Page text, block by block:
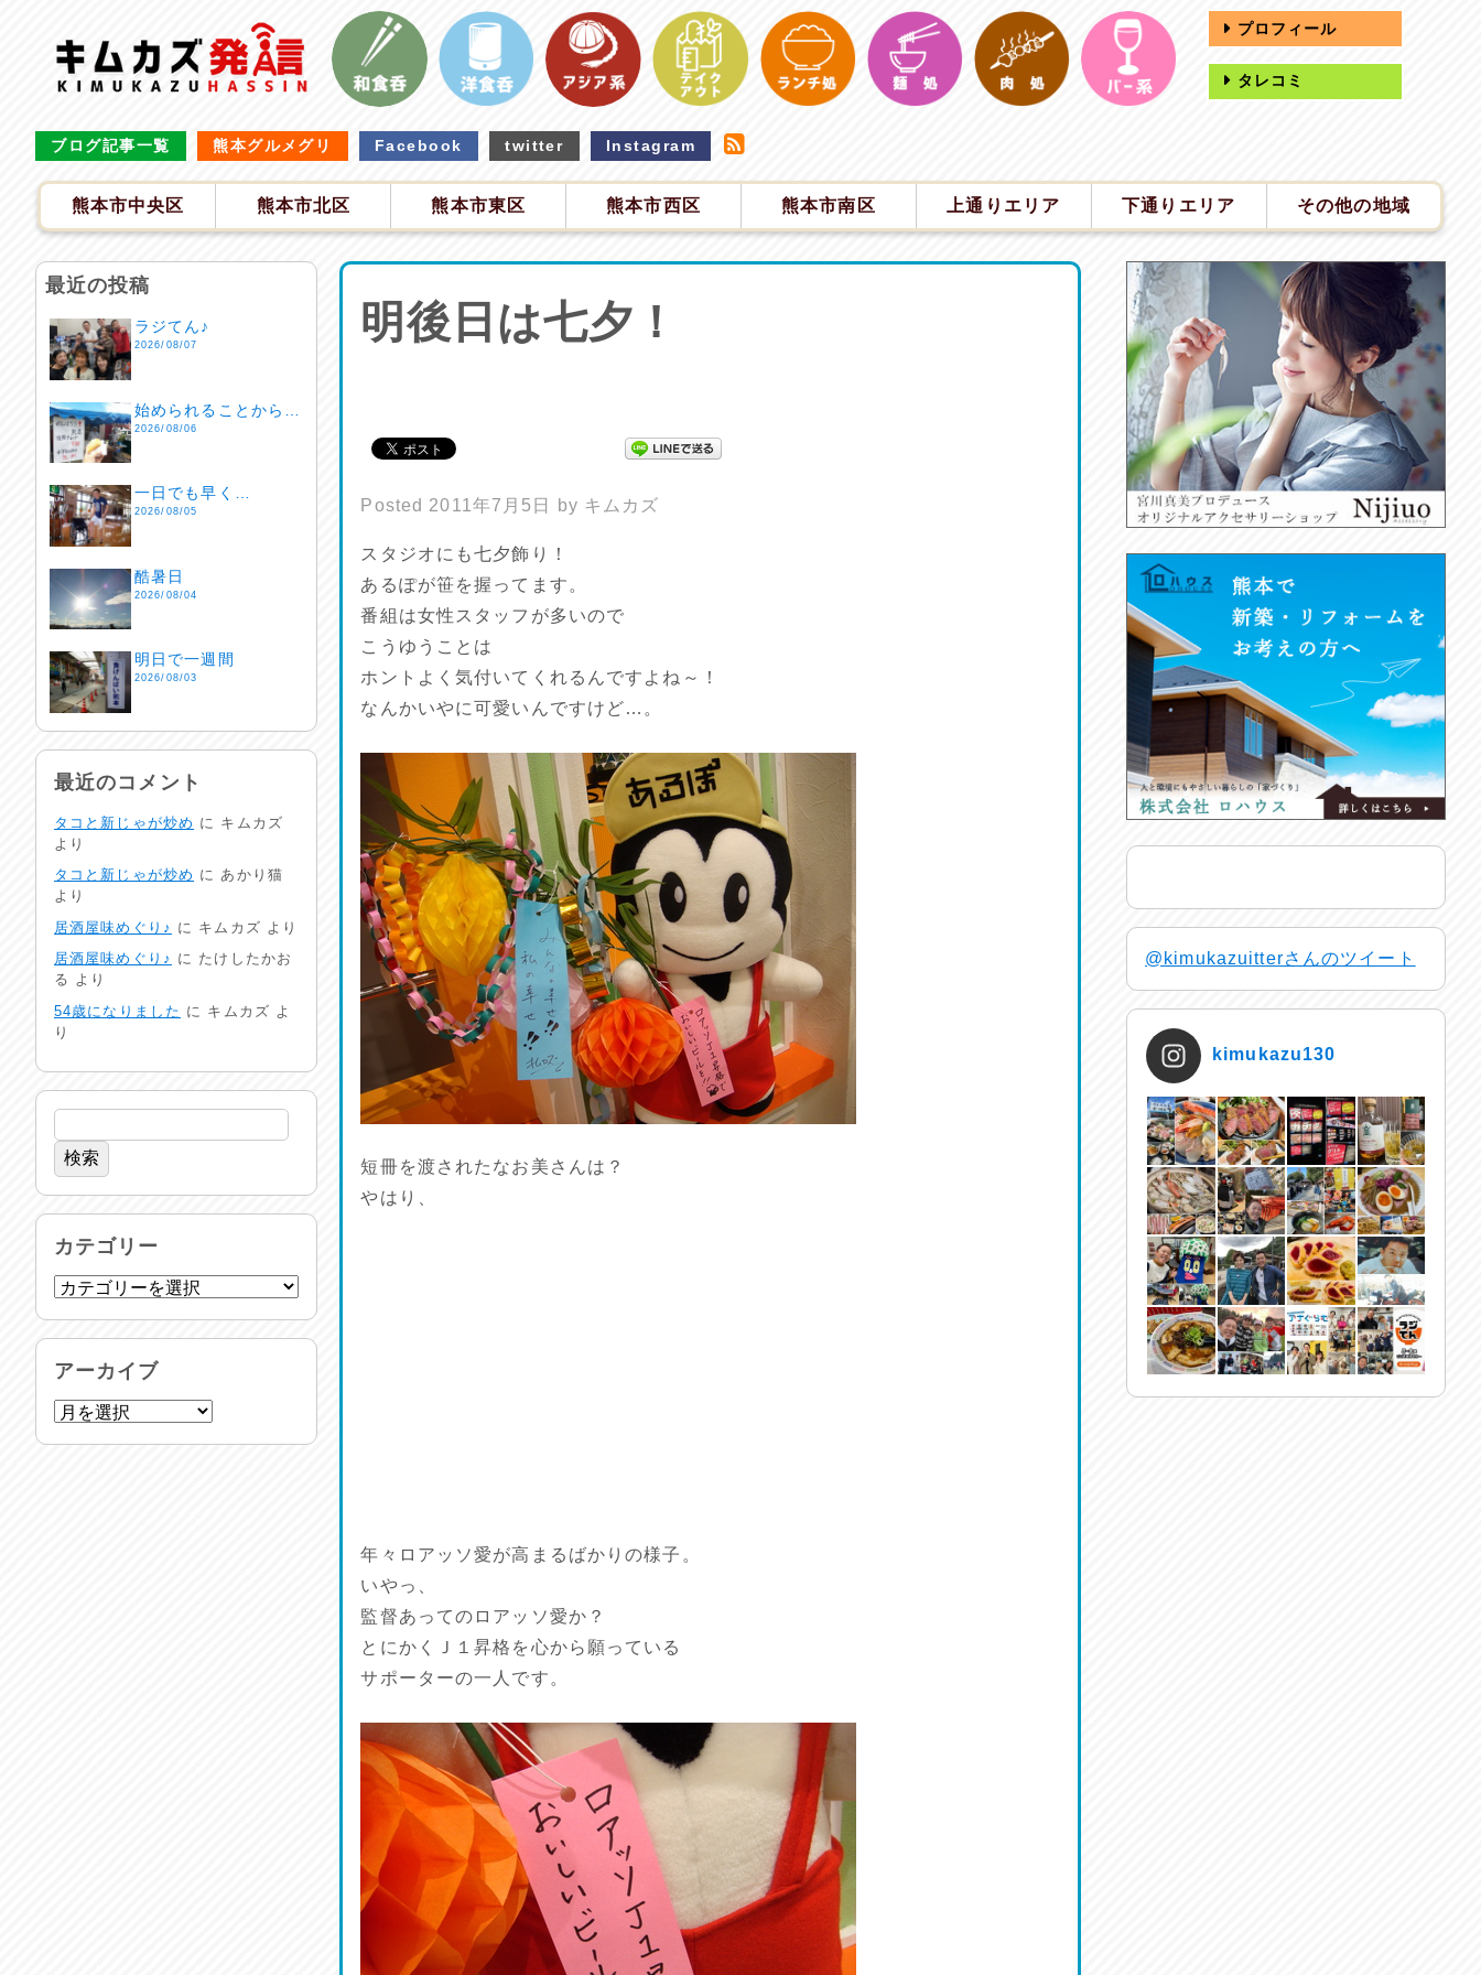
プロフィール
タレコミ
ブログ記事一覧 熊本グルメグリ Facebook twitter Instagram
熊本市中央区 熊本市北区 熊本市東区 熊本市西区 熊本市南区 上通りエリア 下通りエリア その他の地域
明後日は七夕！
Posted 2011年7月5日 by キムカズ
スタジオにも七夕飾り！
あるぽが笹を握ってます。
番組は女性スタッフが多いので
こうゆうことは
ホントよく気付いてくれるんですよね～！
なんかいやに可愛いんですけど…。
短冊を渡されたなお美さんは？
やはり、
年々ロアッソ愛が高まるばかりの様子。
いやっ、
監督あってのロアッソ愛か？
とにかくＪ１昇格を心から願っている
サポーターの一人です。
@kimukazuitterさんのツイート
kimukazu130
最近の投稿
ラジてん♪
2026/08/07
始められることから…
2026/08/06
一日でも早く…
2026/08/05
酷暑日
2026/08/04
明日で一週間
2026/08/03
非常時には…
2026/07/31
2026/07/30
命を守る行動を…
2026/07/29
反省会♪
呑めや喋れや！
リスナーの集い！
最近のコメント
タコと新じゃが炒め に キムカズ
より
タコと新じゃが炒め にあかり猫
より
居酒屋味めぐり♪ に キムカズ より
居酒屋味めぐり♪ に たけしたかお
る より
54歳になりました に キムカズ よ
り
カテゴリー
アーカイブ